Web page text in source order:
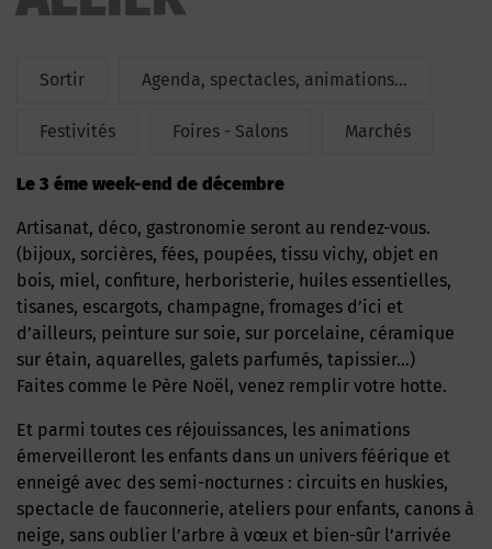
Sortir Agenda, spectacles, animations...
Festivités Foires - Salons Marchés
le 3 éme week-end de décembre
Artisanat, déco, gastronomie seront au rendez-vous.
(bijoux, sorcières, fées, poupées, tissu vichy, objet en
bois, miel, confiture, herboristerie, huiles essentielles,
tisanes, escargots, champagne, fromages d’ici et
d’ailleurs, peinture sur soie, sur porcelaine, céramique
sur étain, aquarelles, galets parfumés, tapissier…)
Faites comme le Père Noël, venez remplir votre hotte.
Et parmi toutes ces réjouissances, les animations
émerveilleront les enfants dans un univers féérique et
enneigé avec des semi-nocturnes : circuits en huskies,
spectacle de fauconnerie, ateliers pour enfants, canons à
neige, sans oublier l’arbre à vœux et bien-sûr l’arrivée